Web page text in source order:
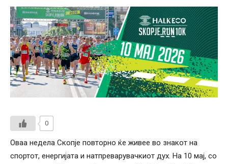
0
Оваа недела Скопје повторно ќе живее во знакот на
спортот, енергијата и натпреварувачкиот дух. На 10 мај, со